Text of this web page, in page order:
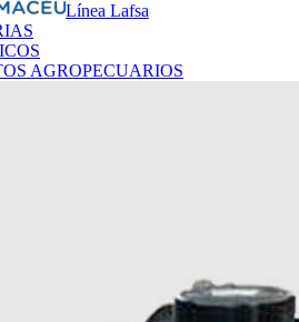
Línea Lafsa
AGROPECUARIOS